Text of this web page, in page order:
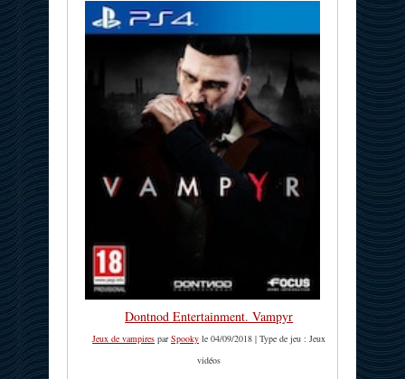
Dontnod Entertainment. Vampyr
Jeux de vampires parSpooky le 04/09/2018 | Type de jeu : Jeux
vidéos